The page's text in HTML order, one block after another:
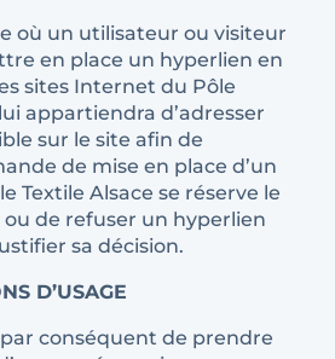
où un utilisateur ou visiteur
en place un hyperlien en
sites Internet du Pôle
appartiendra d’adresser
sur le site afin de
de mise en place d’un
Textile Alsace se réserve le
de refuser un hyperlien
sa décision.
D’USAGE
conséquent de prendre